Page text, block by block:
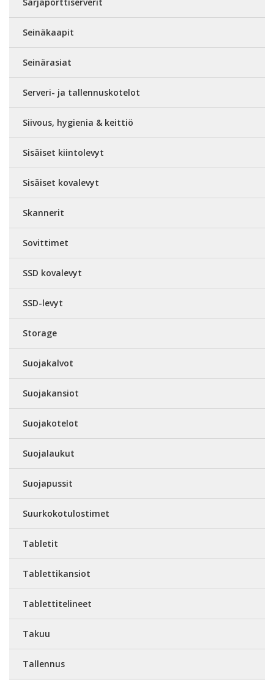
Seinäkaapit
Seinärasiat
Serveri- ja tallennuskotelot
Siivous, hygienia & keittiö
Sisäiset kiintolevyt
Sisäiset kovalevyt
Skannerit
Sovittimet
SSD kovalevyt
SSD-levyt
Storage
Suojakalvot
Suojakansiot
Suojakotelot
Suojalaukut
Suojapussit
Suurkokotulostimet
Tabletit
Tablettikansiot
Tablettitelineet
Takuu
Tallennus